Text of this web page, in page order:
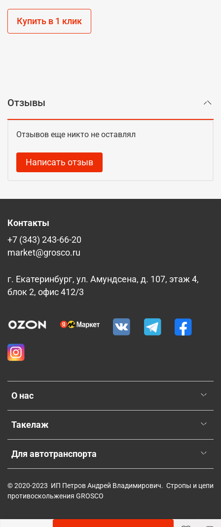
Купить в 1 клик
Отзывы
Отзывов еще никто не оставлял
Написать отзыв
О нас
Такелаж
Для автотранспорта
Контакты
+7 (343) 243-66-20
market@grosco.ru
г. Екатеринбург, ул. Амундсена, д. 107, этаж 4,
блок 2, офис 412/3
© 2020-2023 ИП Петров Андрей Владимирович. Стропы и цепи
противоскольжения GROSCO